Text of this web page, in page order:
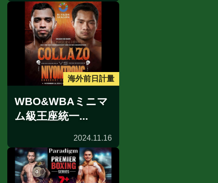
海外前日計量
WBO&WBAミニマ
ム級王座統一...
2024.11.16